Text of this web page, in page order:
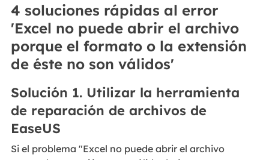
4 soluciones rápidas al error
'Excel no puede abrir el archivo
porque el formato o la extensión
de éste no son válidos'
Solución 1. Utilizar la herramienta
de reparación de archivos de
EaseUS
Si el problema "Excel no puede abrir el archivo